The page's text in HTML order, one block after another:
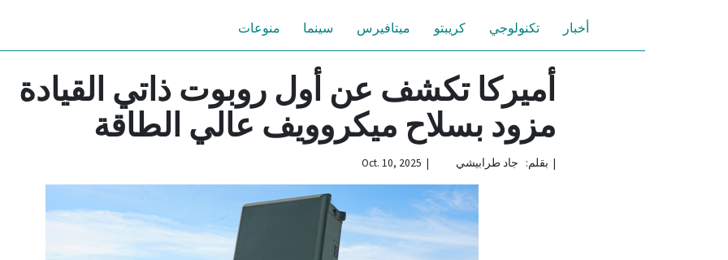
أخبار تكنولوجي كريبتو ميتافيرس سينما منوعات
أميركا تكشف عن أول روبوت ذاتي القيادة
مزود بسلاح ميكروويف عالي الطاقة
| بقلم: جاد طرابيشي | Oct. 10, 2025